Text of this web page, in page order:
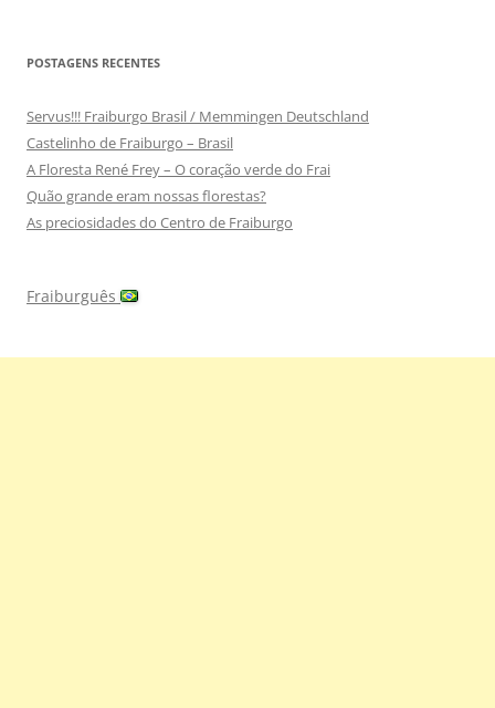
POSTAGENS RECENTES
Servus!!! Fraiburgo Brasil / Memmingen Deutschland
Castelinho de Fraiburgo – Brasil
A Floresta René Frey – O coração verde do Frai
Quão grande eram nossas florestas?
As preciosidades do Centro de Fraiburgo
Fraiburguês